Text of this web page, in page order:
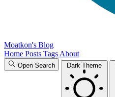
Moatkon's Blog
Home Posts Tags About
Open Search Dark Theme